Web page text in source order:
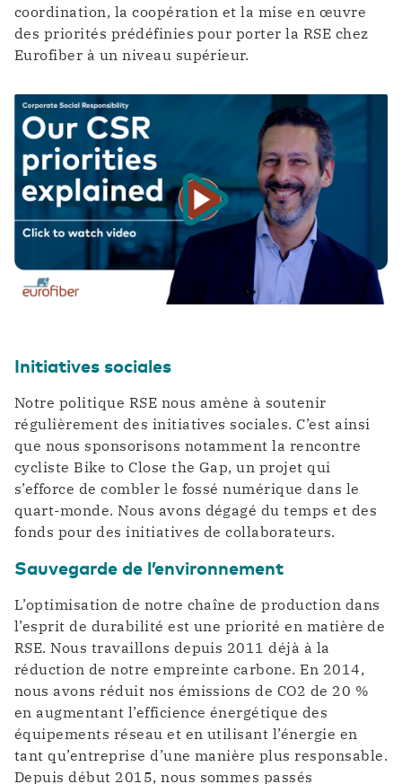
coordination, la coopération et la mise en œuvre
des priorités prédéfinies pour porter la RSE chez
Eurofiber à un niveau supérieur.
Initiatives sociales
Notre politique RSE nous amène à soutenir
régulièrement des initiatives sociales. C’est ainsi
que nous sponsorisons notamment la rencontre
cycliste Bike to Close the Gap, un projet qui
s’efforce de combler le fossé numérique dans le
quart-monde. Nous avons dégagé du temps et des
fonds pour des initiatives de collaborateurs.
Sauvegarde de l’environnement
L’optimisation de notre chaîne de production dans
l’esprit de durabilité est une priorité en matière de
RSE. Nous travaillons depuis 2011 déjà à la
réduction de notre empreinte carbone. En 2014,
nous avons réduit nos émissions de CO2 de 20 %
en augmentant l’efficience énergétique des
équipements réseau et en utilisant l’énergie en
tant qu’entreprise d’une manière plus responsable.
Depuis début 2015, nous sommes passés